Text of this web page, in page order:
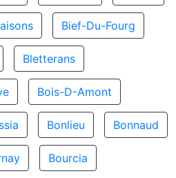
Bief-Du-Fourg
Bletterans
Bois-D-Amont
Bonlieu Bonnaud
Bourcia